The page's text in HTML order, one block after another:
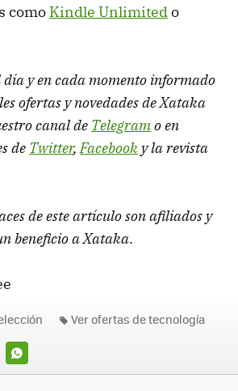
como Kindle Unlimitedo
día y en cada momento informado
ofertas y novedades de Xataka
canal de Telegramo en
de Twitter,Facebook y la revista
de este artículo son afiliados y
beneficio a Xataka.
WHATSAPP
Ver ofertas de tecnología